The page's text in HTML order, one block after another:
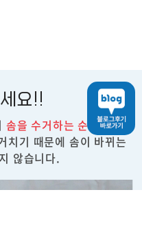
요!!
솜을 수거하는 순간부터
치기 때문에 솜이 바뀌는
않습니다.